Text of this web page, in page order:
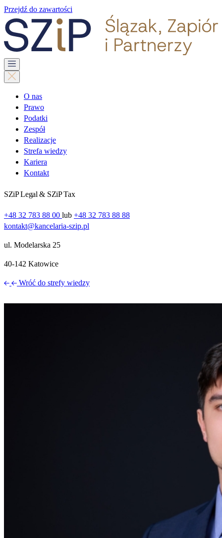
Przejdź do zawartości
O nas
Prawo
Podatki
Zespół
Realizacje
Strefa wiedzy
Kariera
Kontakt
SZiP Legal & SZiP Tax
+48 32 783 88 00 lub +48 32 783 88 88
kontakt@kancelaria-szip.pl
ul. Modelarska 25
40‑142 Katowice
Wróć do strefy wiedzy